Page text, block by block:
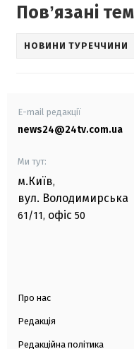
Повʼязані
НОВИНИ ТУРЕЧЧИНИ
E-mail редакції
news24@24tv.com.ua
Ми тут:
м.Київ,
вул. Володимирська
61/11, офіс 50
Про нас
Редакція
Редакційна політика